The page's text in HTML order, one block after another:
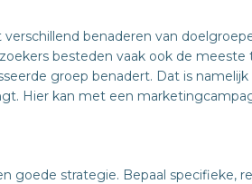
benaderen van
besteden vaak ook de meeste
groep benadert. Dat is
Hier kan met een
goede strategie. Bepaal specifieke,